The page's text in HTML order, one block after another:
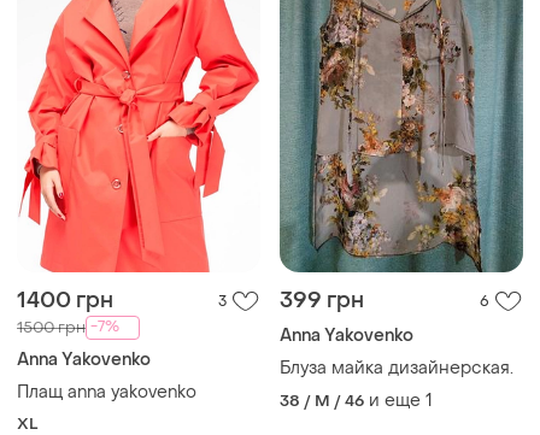
1400 грн 3
1500 грн -7%
Anna Yakovenko
Плащ anna yakovenko
XL
399 грн 6
Anna Yakovenko
Блуза майка дизайнерская.
38 / M / 46 и еще 1